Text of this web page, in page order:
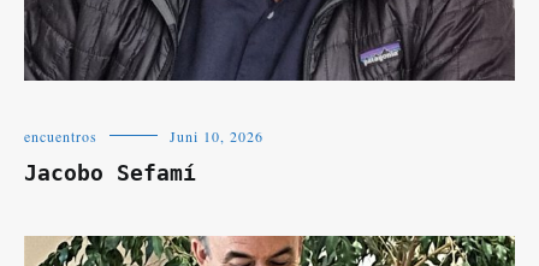
encuentros Juni 10, 2026
Jacobo Sefamí